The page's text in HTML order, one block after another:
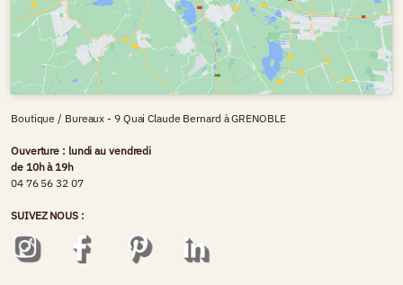
Boutique / Bureaux - 9 Quai Claude Bernard à GRENOBLE
Ouverture : lundi au vendredi
de 10h à 19h
04 76 56 32 07
SUIVEZ NOUS :